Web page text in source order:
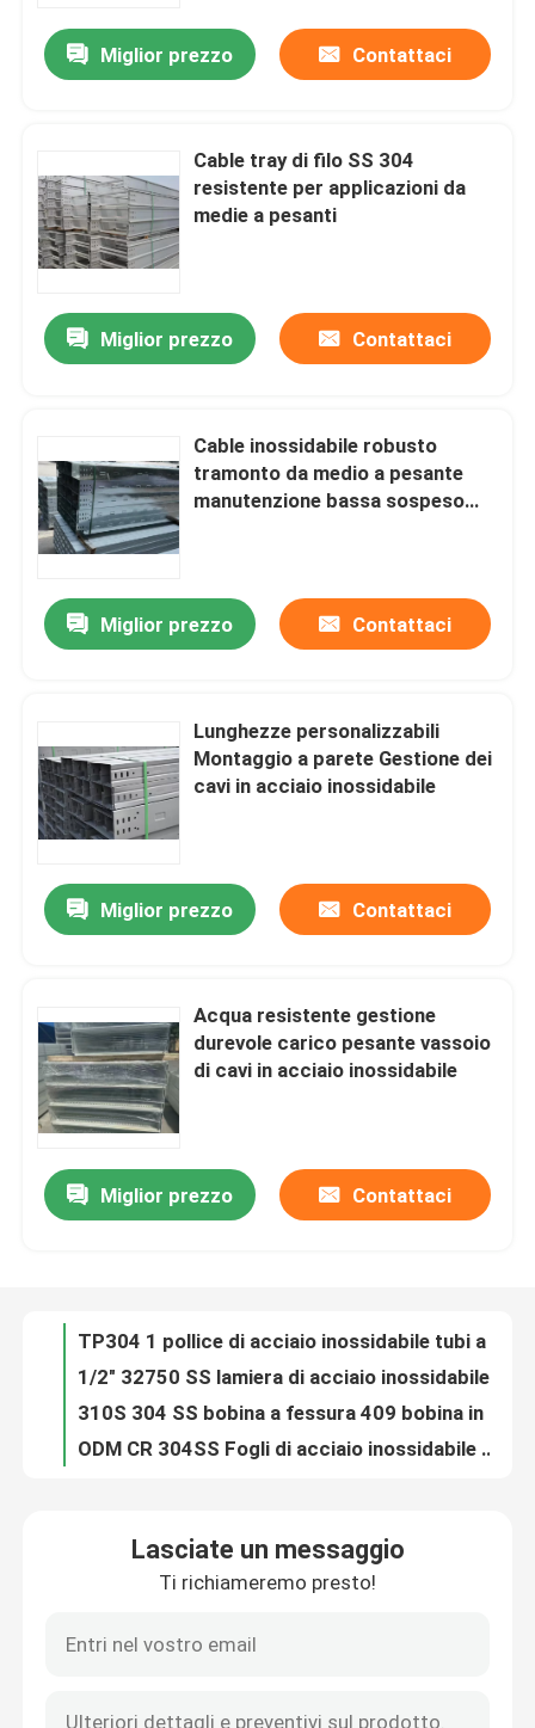
Casa.
Prodotti
Video
Visita alla fabbrica
Controllo della qualità
Chiedi un preventivo
Lamiera sottile di acciaio inossidabile
Tubo metallico in acciaio inossidabile
Miglior prezzo Contattaci
Cable tray di filo SS 304
resistente per applicazioni da
medie a pesanti
Miglior prezzo Contattaci
Cable inossidabile robusto
tramonto da medio a pesante
manutenzione bassa sospeso
Miglior prezzo Contattaci
Lunghezze personalizzabili
Montaggio a parete Gestione dei
cavi in acciaio inossidabile
Miglior prezzo Contattaci
Acqua resistente gestione
durevole carico pesante vassoio
di cavi in acciaio inossidabile
Miglior prezzo Contattaci
Connessione di stazione di stazione di stazionamento4
Termica trattata 304L lamiera di acciaio inossidabile bobina striscia 3mm-20mm ODM
Lasciate un messaggio
Ti richiameremo presto!